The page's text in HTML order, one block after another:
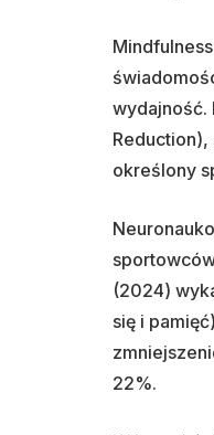
wydajność.
określony
(2024)
się i
22%.